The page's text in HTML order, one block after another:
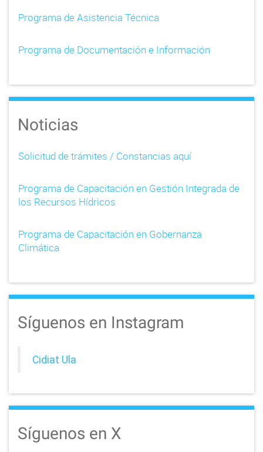
Programa de Asistencia Técnica
Programa de Documentación e Información
Noticias
Solicitud de trámites / Constancias aquí
Programa de Capacitación en Gestión Integrada de
los Recursos Hídricos
Programa de Capacitación en Gobernanza
Climática
Síguenos en Instagram
Cidiat Ula
Síguenos en X